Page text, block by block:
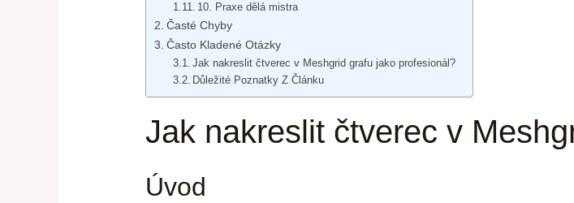
10. Praxe dělá mistra
Časté Chyby
Často Kladené Otázky
Jak nakreslit čtverec v Meshgrid grafu jako profesionál?
Důležité Poznatky Z Článku
Jak nakreslit čtverec v
Úvod